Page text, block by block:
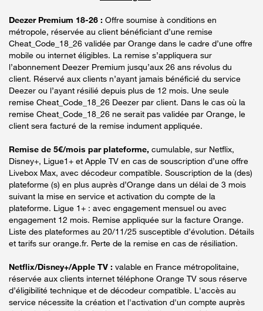
Deezer Premium 18-26 : Offre soumise à conditions en
métropole, réservée au client bénéficiant d’une remise
Cheat_Code_18_26 validée par Orange dans le cadre d’une offre
mobile ou internet éligibles. La remise s’appliquera sur
l’abonnement Deezer Premium jusqu’aux 26 ans révolus du
client. Réservé aux clients n’ayant jamais bénéficié du service
Deezer ou l’ayant résilié depuis plus de 12 mois. Une seule
remise Cheat_Code_18_26 Deezer par client. Dans le cas où la
remise Cheat_Code_18_26 ne serait pas validée par Orange, le
client sera facturé de la remise indument appliquée.
Remise de 5€/mois par plateforme, cumulable, sur Netflix,
Disney+, Ligue1+ et Apple TV en cas de souscription d’une offre
Livebox Max, avec décodeur compatible. Souscription de la (des)
plateforme (s) en plus auprès d’Orange dans un délai de 3 mois
suivant la mise en service et activation du compte de la
plateforme. Ligue 1+ : avec engagement mensuel ou avec
engagement 12 mois. Remise appliquée sur la facture Orange.
Liste des plateformes au 20/11/25 susceptible d’évolution. Détails
et tarifs sur orange.fr. Perte de la remise en cas de résiliation.
Netflix/Disney+/Apple TV : valable en France métropolitaine,
réservée aux clients internet téléphone Orange TV sous réserve
d’éligibilité technique et de décodeur compatible. L'accès au
service nécessite la création et l'activation d'un compte auprès